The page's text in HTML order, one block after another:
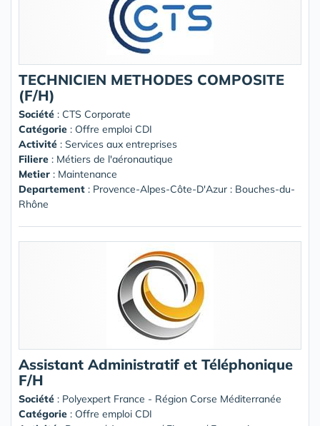
TECHNICIEN METHODES COMPOSITE
(F/H)
Société : CTS Corporate
Catégorie : Offre emploi CDI
Activité : Services aux entreprises
Filiere : Métiers de l'aéronautique
Metier : Maintenance
Departement : Provence-Alpes-Côte-D'Azur : Bouches-du-
Rhône
Assistant Administratif et Téléphonique
F/H
Société : Polyexpert France - Région Corse Méditerranée
Catégorie : Offre emploi CDI